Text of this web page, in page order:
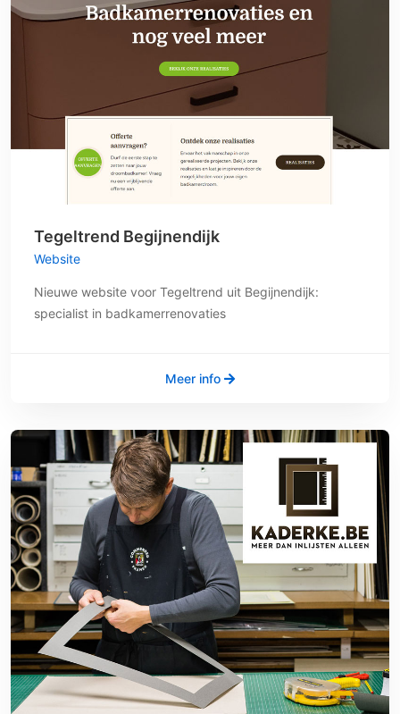
Tegeltrend Begijnendijk
Website
Nieuwe website voor Tegeltrend uit Begijnendijk:
specialist in badkamerrenovaties
Meer info